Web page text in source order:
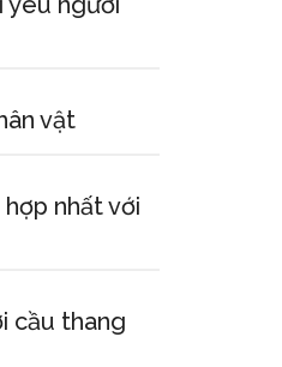
vật
nhất với
cầu thang